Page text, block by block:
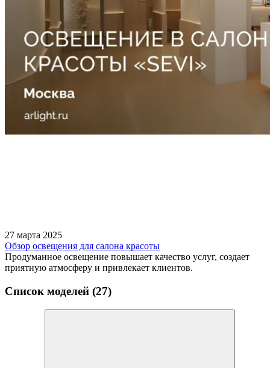
27 марта 2025
Обзор освещения для салона красоты
Продуманное освещение повышает качество услуг, создает
приятную атмосферу и привлекает клиентов.
Список моделей (27)